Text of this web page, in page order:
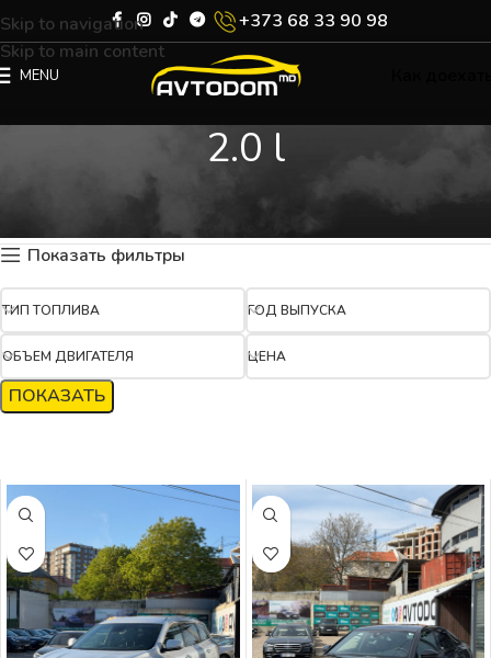
Skip to navigation
Skip to main content
+373 68 33 90 98
MENU
2.0 l
Показать фильтры
ТИП ТОПЛИВА ГОД ВЫПУСКА
ОБЪЕМ ДВИГАТЕЛЯ ЦЕНА
ПОКАЗАТЬ